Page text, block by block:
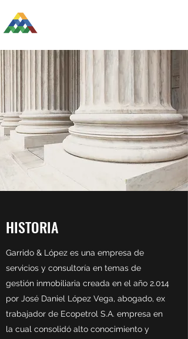
HISTORIA
Garrido & López es una empresa de
servicios y consultoría en temas de
gestión inmobiliaria creada en el año 2.014
por José Daniel López Vega, abogado, ex
trabajador de Ecopetrol S.A. empresa en
la cual consolidó alto conocimiento y